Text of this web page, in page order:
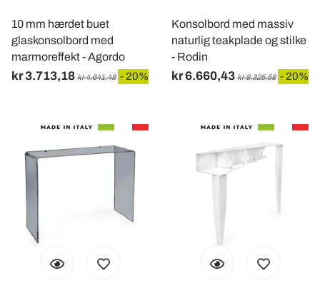
10 mm hærdet buet
glaskonsolbord med
marmoreffekt - Agordo
kr 3.713,18 kr 4.641,48 - 20%
Konsolbord med massiv
naturlig teakplade og stilke
- Rodin
kr 6.660,43 kr 8.325,58 - 20%